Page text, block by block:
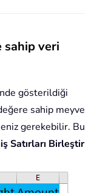
sahip veri
gösterildiği
sahip meyve
gerekebilir. Bu
Satırları Birleştir